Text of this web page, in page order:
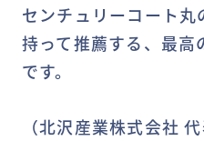
センチュリーコート
持って推薦する、最高
です。
（北沢産業株式会社